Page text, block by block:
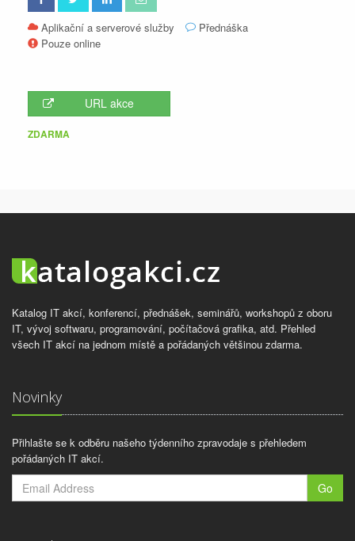
Aplikační a serverové služby
Přednáška
Pouze online
URL akce
ZDARMA
Katalog IT akcí, konferencí, přednášek, seminářů, workshopů z oboru
IT, vývoj softwaru, programování, počítačová grafika, atd. Přehled
všech IT akcí na jednom místě a pořádaných většinou zdarma.
Novinky
Přihlašte se k odběru našeho týdenního zpravodaje s přehledem
pořádaných IT akcí.
Go